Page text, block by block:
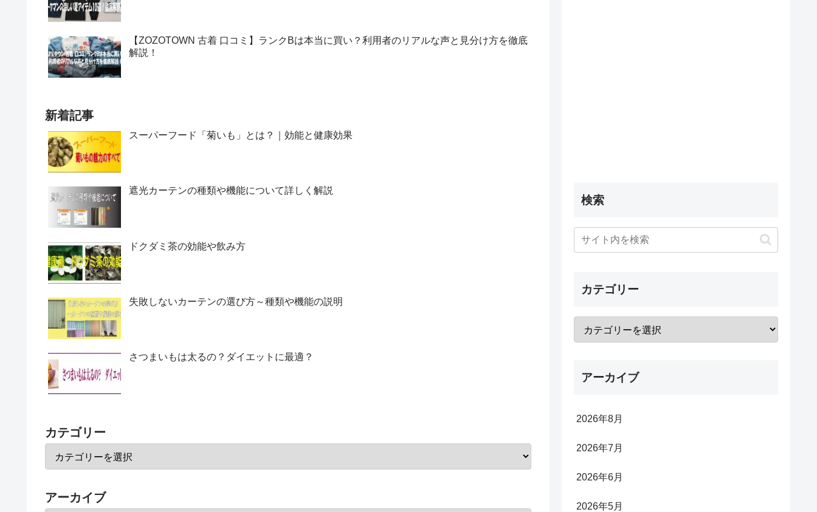
【ZOZOTOWN 古着 口コミ】ランクBは本当に買い？利用者のリアルな声と見分け方を徹底
解説！
新着記事
スーパーフード「菊いも」とは？｜効能と健康効果
遮光カーテンの種類や機能について詳しく解説
ドクダミ茶の効能や飲み方
失敗しないカーテンの選び方～種類や機能の説明
さつまいもは太るの？ダイエットに最適？
カテゴリー
アーカイブ
検索
カテゴリー
アーカイブ
2026年8月
2026年7月
2026年6月
2026年5月